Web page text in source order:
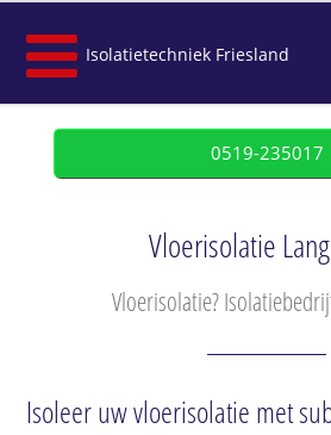
Isolatietechniek Friesland
0519-235017
Vloerisolatie
Vloerisolatie?
Isoleer uw vloerisolatie met